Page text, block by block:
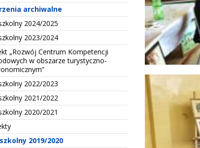
archiwalne
2024/2025
2023/2024
„Rozwój Centrum Kompetencji
w obszarze turystyczno-
2022/2023
2021/2022
2020/2021
2019/2020